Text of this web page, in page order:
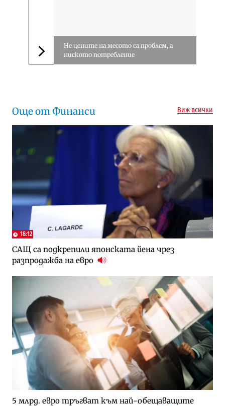
Следваща новина
Не цените на месото са проблем, а
ниското потребление
Още от Финанси Виж всички
18:12
САЩ са подкрепили японската йена чрез
разпродажба на евро
5 млрд. евро тръгват към най-обещаващите